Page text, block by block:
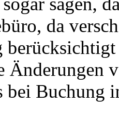
da
Änderungen
bei Buchung